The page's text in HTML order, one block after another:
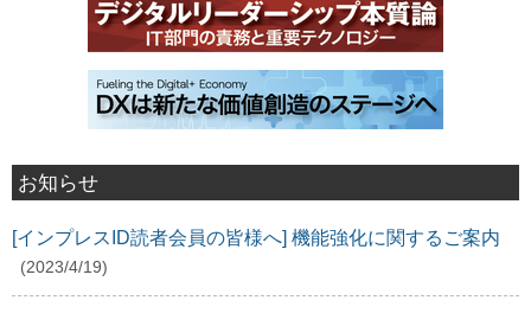
お知らせ
[インプレスID読者会員の皆様へ] 機能強化に関するご案内
(2023/4/19)